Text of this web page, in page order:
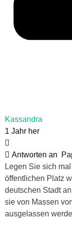
Kassandra
1 Jahr her
Antworten an
Legen Sie sich
öffentlichen Platz
deutschen Stadt
sie von Massen
ausgelassen